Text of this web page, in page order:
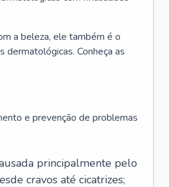
a beleza, ele também é o
Conheça as
e prevenção de problemas
principalmente pelo
cravos até cicatrizes;